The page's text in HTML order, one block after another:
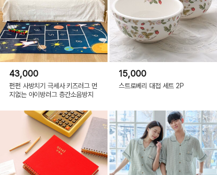
43,000
펀펀 사방치기 극세사 키즈러그 먼
지없는 아이방러그 층간소음방지
15,000
스트로베리 대접 세트 2P